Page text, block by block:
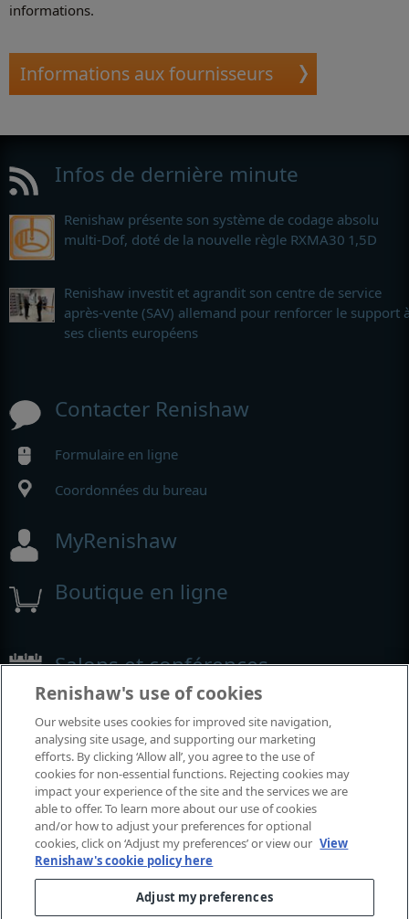
informations.
Informations aux fournisseurs
Infos de dernière minute
Renishaw présente son système de codage absolu
multi-Dof, doté de la nouvelle règle RXMA30 1,5D
Renishaw investit et agrandit son centre de service
après-vente (SAV) allemand pour renforcer le support
ses clients européens
Contacter Renishaw
Formulaire en ligne
Coordonnées du bureau
MyRenishaw
Boutique en ligne
Salons et conférences
© 2001-2026 Renishaw plc. Tous droits réservés.
Renishaw's use of cookies
Our website uses cookies for improved site navigation,
analysing site usage, and supporting our marketing
efforts. By clicking ‘Allow all’, you agree to the use of
cookies for non-essential functions. Rejecting cookies may
impact your experience of the site and the services we are
able to offer. To learn more about our use of cookies
and/or how to adjust your preferences for optional
cookies, click on ‘Adjust my preferences’ or view our View
Renishaw's cookie policy here
Adjust my preferences